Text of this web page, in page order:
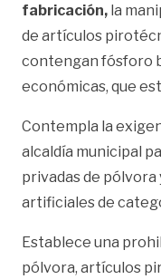
fabricación, la
de artículos
contengan fósforo
económicas, que
Contempla la
alcaldía municipal
privadas de
artificiales de
Establece una
pólvora, artículos